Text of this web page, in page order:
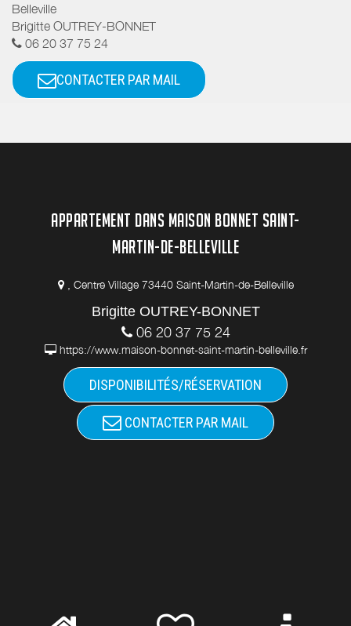
Belleville
Brigitte OUTREY-BONNET
06 20 37 75 24
CONTACTER PAR MAIL
APPARTEMENT DANS MAISON BONNET SAINT-
MARTIN-DE-BELLEVILLE
, Centre Village 73440 Saint-Martin-de-Belleville
Brigitte OUTREY-BONNET
06 20 37 75 24
https://www.maison-bonnet-saint-martin-belleville.fr
DISPONIBILITÉS/RÉSERVATION
CONTACTER PAR MAIL